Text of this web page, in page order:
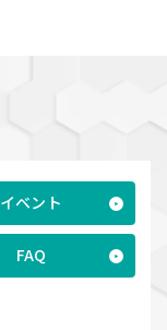
イベント
FAQ